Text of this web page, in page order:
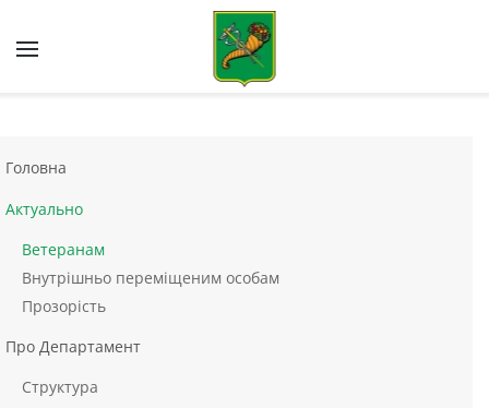
Skip to main content
Головна
Актуально
Ветеранам
Внутрішньо переміщеним особам
Прозорість
Про Департамент
Структура